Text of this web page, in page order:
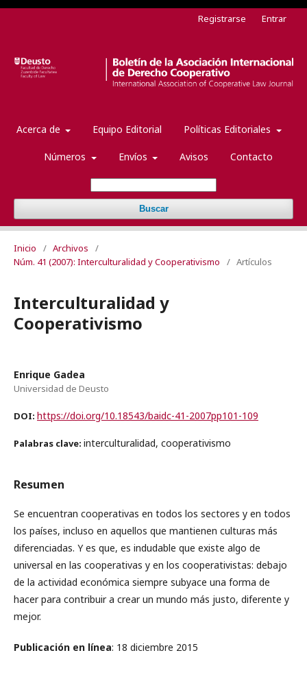
Acerca de Equipo Editorial Políticas Editoriales
Números Envíos Avisos Contacto
Buscar
Registrarse Entrar
Inicio / Archivos
/
Núm. 41 (2007): Interculturalidad y Cooperativismo
/ Artículos
Interculturalidad y
Cooperativismo
Enrique Gadea
Universidad de Deusto
DOI: https://doi.org/10.18543/baidc-41-2007pp101-109
Palabras clave: interculturalidad, cooperativismo
Resumen
Se encuentran cooperativas en todos los sectores y en todos
los países, incluso en aquellos que mantienen culturas más
diferenciadas. Y es que, es indudable que existe algo de
universal en las cooperativas y en los cooperativistas: debajo
de la actividad económica siempre subyace una forma de
hacer para contribuir a crear un mundo más justo, diferente y
mejor.
Publicación en línea: 18 diciembre 2015